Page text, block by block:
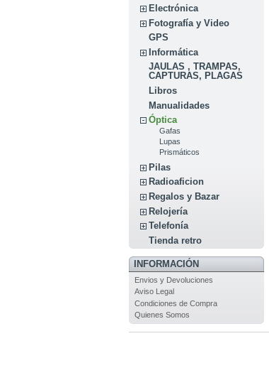
Electrónica
Fotografía y Video
GPS
Informática
JAULAS , TRAMPAS,
CAPTURAS, PLAGAS
Libros
Manualidades
Óptica
Gafas
Lupas
Prismáticos
Pilas
Radioaficion
Regalos y Bazar
Relojería
Telefonía
Tienda retro
INFORMACIÓN
Envios y Devoluciones
Aviso Legal
Condiciones de Compra
Quienes Somos